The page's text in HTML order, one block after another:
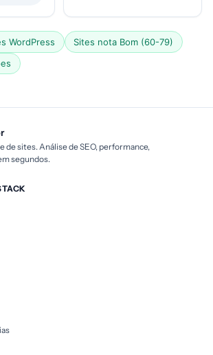
WordPress
Sites nota Bom (60-79)
sites. Análise de SEO, performance,
segundos.